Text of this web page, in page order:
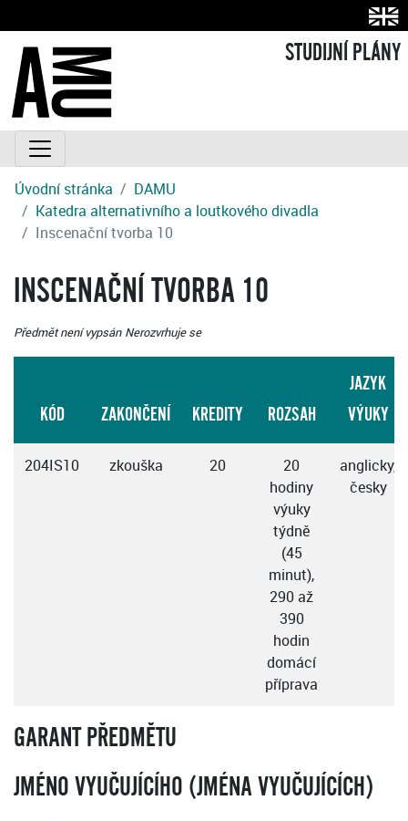
STUDIJNÍ PLÁNY
Úvodní stránka
DAMU
Katedra alternativního a loutkového divadla
Inscenační tvorba 10
INSCENAČNÍ TVORBA 10
Předmět není vypsán Nerozvrhuje se
KÓD ZAKONČENÍ KREDITY ROZSAH
JAZYK
VÝUKY
204IS10 zkouška 20
20
hodiny
výuky
týdně
(45
minut),
290 až
390
hodin
domácí
příprava
anglicky,
česky
GARANT PŘEDMĚTU
JMÉNO VYUČUJÍCÍHO (JMÉNA VYUČUJÍCÍCH)